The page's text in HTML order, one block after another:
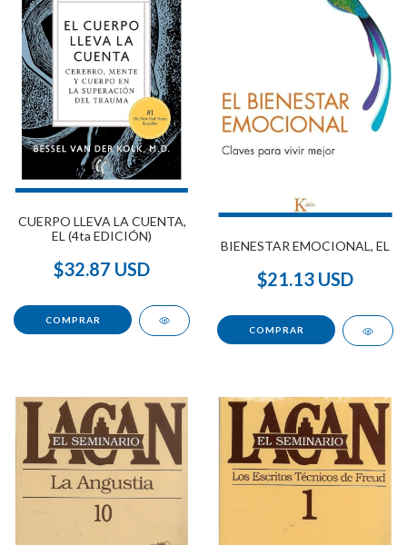
CUERPO LLEVA LA CUENTA,
EL (4ta EDICIÓN)
$32.87 USD
BIENESTAR EMOCIONAL, EL
$21.13 USD